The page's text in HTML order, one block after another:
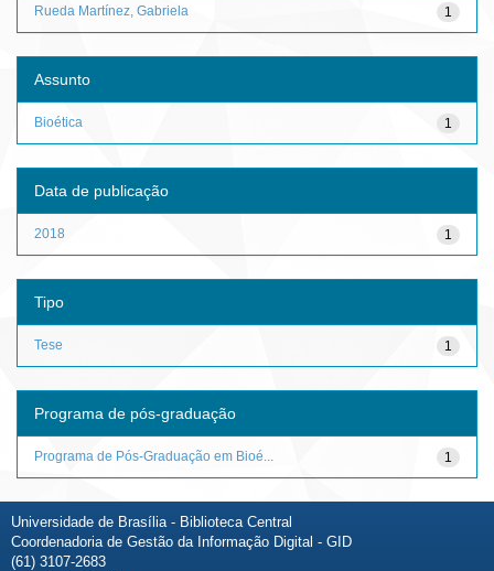
1
Rueda Martínez, Gabriela
Assunto
1
Bioética
Data de publicação
1
2018
Tipo
1
Tese
Programa de pós-graduação
1
Programa de Pós-Graduação em Bioé...
Universidade de Brasília - Biblioteca Central
Coordenadoria de Gestão da Informação Digital - GID
(61) 3107-2683